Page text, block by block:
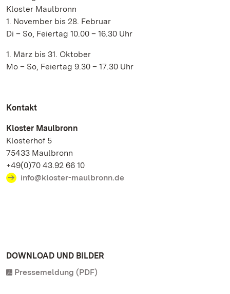
Kloster Maulbronn
1. November bis 28. Februar
Di – So, Feiertag 10.00 – 16.30 Uhr
1. März bis 31. Oktober
Mo – So, Feiertag 9.30 – 17.30 Uhr
Kontakt
Kloster Maulbronn
Klosterhof 5
75433 Maulbronn
+49(0)70 43.92 66 10
info@kloster-maulbronn.de
DOWNLOAD UND BILDER
Pressemeldung (PDF)